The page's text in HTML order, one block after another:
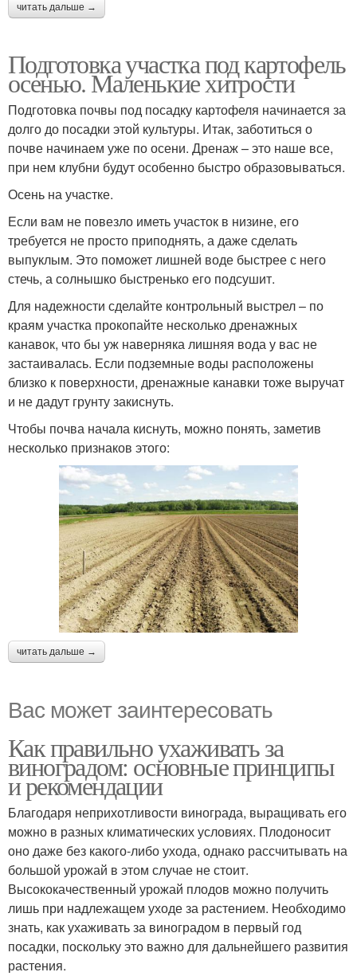
читать дальше →
Подготовка участка под картофель
осенью. Маленькие хитрости
Подготовка почвы под посадку картофеля начинается за
долго до посадки этой культуры. Итак, заботиться о
почве начинаем уже по осени. Дренаж – это наше все,
при нем клубни будут особенно быстро образовываться.
Осень на участке.
Если вам не повезло иметь участок в низине, его
требуется не просто приподнять, а даже сделать
выпуклым. Это поможет лишней воде быстрее с него
стечь, а солнышко быстренько его подсушит.
Для надежности сделайте контрольный выстрел – по
краям участка прокопайте несколько дренажных
канавок, что бы уж наверняка лишняя вода у вас не
застаивалась. Если подземные воды расположены
близко к поверхности, дренажные канавки тоже выручат
и не дадут грунту закиснуть.
Чтобы почва начала киснуть, можно понять, заметив
несколько признаков этого:
читать дальше →
Вас может заинтересовать
Как правильно ухаживать за
виноградом: основные принципы
и рекомендации
Благодаря неприхотливости винограда, выращивать его
можно в разных климатических условиях. Плодоносит
оно даже без какого-либо ухода, однако рассчитывать на
большой урожай в этом случае не стоит.
Высококачественный урожай плодов можно получить
лишь при надлежащем уходе за растением. Необходимо
знать, как ухаживать за виноградом в первый год
посадки, поскольку это важно для дальнейшего развития
растения.